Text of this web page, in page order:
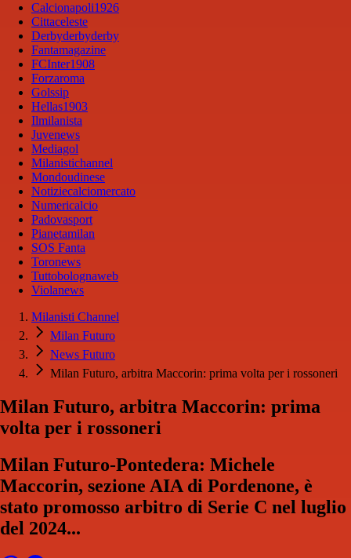
Calcionapoli1926
Cittaceleste
Derbyderbyderby
Fantamagazine
FCInter1908
Forzaroma
Golssip
Hellas1903
Ilmilanista
Juvenews
Mediagol
Milanistichannel
Mondoudinese
Notiziecalciomercato
Numericalcio
Padovasport
Pianetamilan
SOS Fanta
Toronews
Tuttobolognaweb
Violanews
Milanisti Channel
Milan Futuro
News Futuro
Milan Futuro, arbitra Maccorin: prima volta per i rossoneri
Milan Futuro, arbitra Maccorin: prima
volta per i rossoneri
Milan Futuro-Pontedera: Michele
Maccorin, sezione AIA di Pordenone, è
stato promosso arbitro di Serie C nel luglio
del 2024...